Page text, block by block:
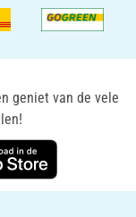
geniet van de vele